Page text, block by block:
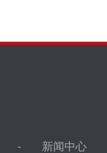
新闻中心